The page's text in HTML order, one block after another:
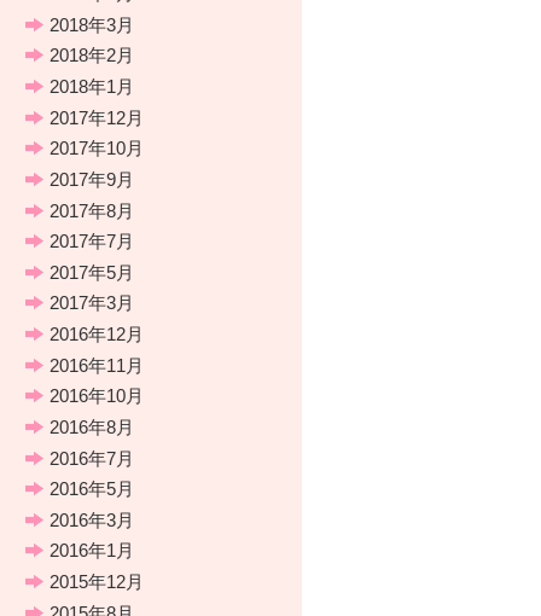
2018年3月
2018年2月
2018年1月
2017年12月
2017年10月
2017年9月
2017年8月
2017年7月
2017年5月
2017年3月
2016年12月
2016年11月
2016年10月
2016年8月
2016年7月
2016年5月
2016年3月
2016年1月
2015年12月